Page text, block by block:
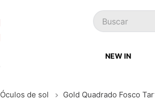
Buscar
NEW IN
Óculos de sol Gold Quadrado Fosco